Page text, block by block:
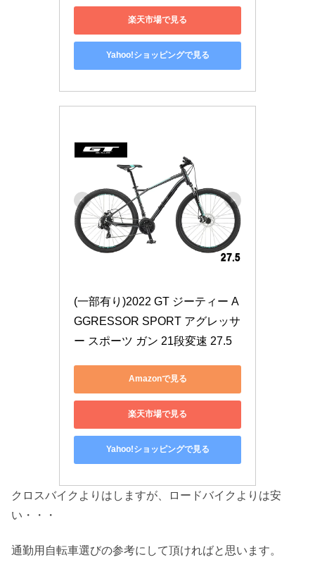
楽天市場で見る
Yahoo!ショッピングで見る
(一部有り)2022 GT ジーティー A
GGRESSOR SPORT アグレッサ
ー スポーツ ガン 21段変速 27.5
Amazonで見る
楽天市場で見る
Yahoo!ショッピングで見る
クロスバイクよりはしますが、ロードバイクよりは安
い・・・
通勤用自転車選びの参考にして頂ければと思います。